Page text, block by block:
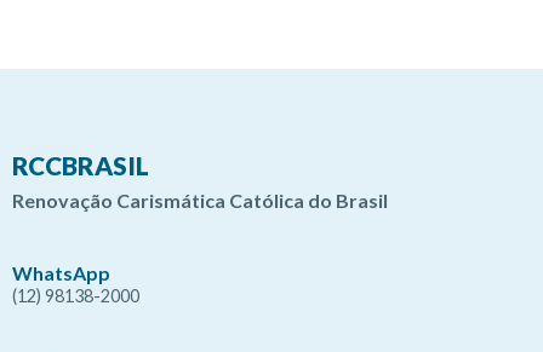
RCCBRASIL
Renovação Carismática Católica do Brasil
WhatsApp
(12) 98138-2000